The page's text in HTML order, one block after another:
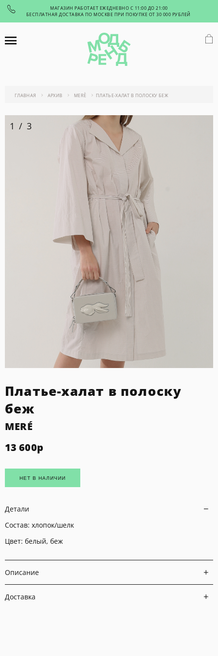
МАГАЗИН РАБОТАЕТ ЕЖЕДНЕВНО С 11:00 ДО 21:00
БЕСПЛАТНАЯ ДОСТАВКА ПО МОСКВЕ ПРИ ПОКУПКЕ ОТ 30 000 РУБЛЕЙ
ГЛАВНАЯ АРХИВ MERÈ ПЛАТЬЕ-ХАЛАТ В ПОЛОСКУ БЕЖ
1 / 3
Платье-халат в полоску
беж
MERÉ
13 600р
НЕТ В НАЛИЧИИ
Детали
Состав: хлопок/шелк
Цвет: белый, беж
Описание
Доставка